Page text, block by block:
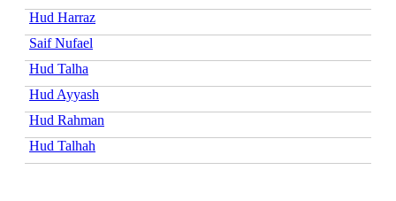
Hud Harraz
Saif Nufael
Hud Talha
Hud Ayyash
Hud Rahman
Hud Talhah